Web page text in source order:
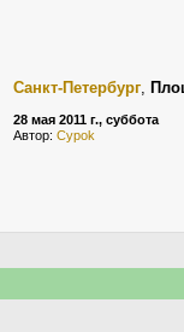
Санкт-Петербург,
28 мая 2011 г., суббота
Автор: Cypok